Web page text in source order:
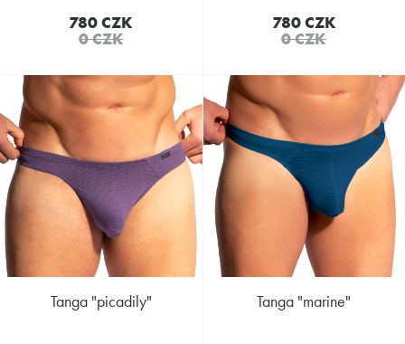
780 CZK
0 CZK
780 CZK
0 CZK
tanga "picadily" tanga "marine"